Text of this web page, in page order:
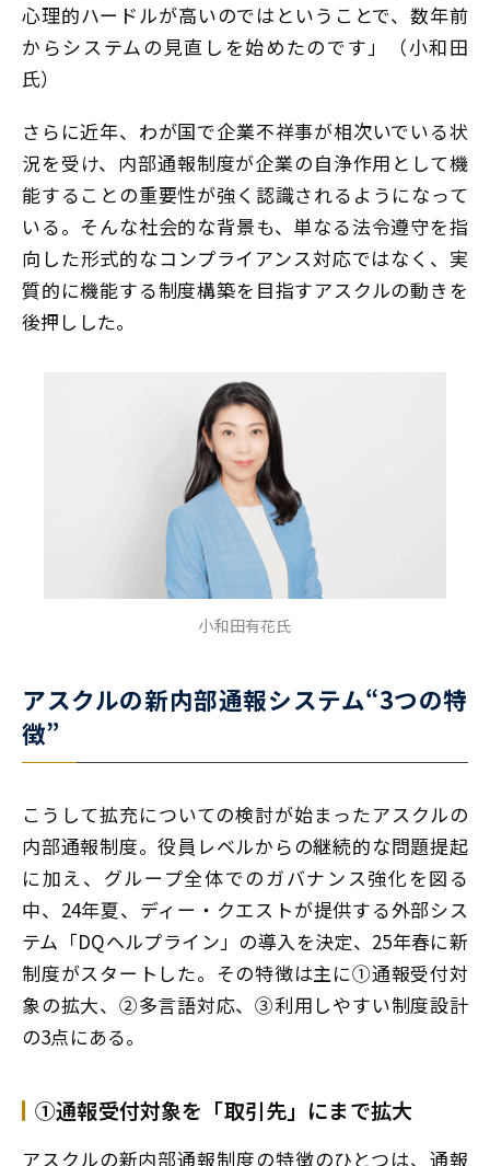
心理的ハードルが高いのではということで、数年前
からシステムの見直しを始めたのです」（小和田
氏）
さらに近年、わが国で企業不祥事が相次いでいる状
況を受け、内部通報制度が企業の自浄作用として機
能することの重要性が強く認識されるようになって
いる。そんな社会的な背景も、単なる法令遵守を指
向した形式的なコンプライアンス対応ではなく、実
質的に機能する制度構築を目指すアスクルの動きを
後押しした。
小和田有花氏
アスクルの新内部通報システム“3つの特
徴”
こうして拡充についての検討が始まったアスクルの
内部通報制度。役員レベルからの継続的な問題提起
に加え、グループ全体でのガバナンス強化を図る
中、24年夏、ディー・クエストが提供する外部シス
テム「DQヘルプライン」の導入を決定、25年春に新
制度がスタートした。その特徴は主に①通報受付対
象の拡大、②多言語対応、③利用しやすい制度設計
の3点にある。
①通報受付対象を「取引先」にまで拡大
アスクルの新内部通報制度の特徴のひとつは、通報